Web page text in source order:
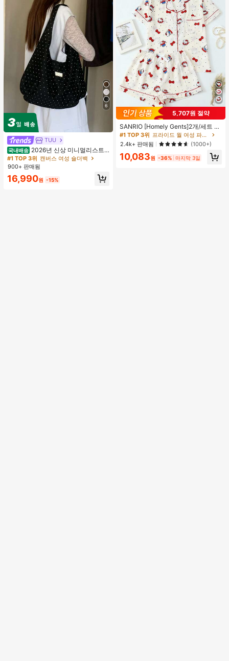
6
TUU
국내배송 2026년 신상 미니멀리스트
도트 캔버스 토트백, 대용량 캐주얼 다
용도 통근 숄더 핸드백
#1 TOP 3위 캔버스 여성 숄더백
900+ 판매됨
16,990원 -15%
5,707원 절약
SANRIO [Homely Gents]2개/세트 여
성 프린트 라펠 반팔 버튼 포켓 상의
및 보우 반바지 잠옷 세트, 캐주얼 홈
웨어, 봄/여름에 적합
#1 TOP 3위
프라이드 월 여성 파자마 세트
높은 재방문 고객
거의 매진!
#1 TOP 3위
프라이드 월 여성 파자마 세트
높은 재방문 고객
거의 매진!
#1 TOP 3위
프라이드 월 여성 파자마 세트
높은 재방문 고객
거의 매진!
#1 TOP 3위
높은 재방문 고객
거의 매진!
2.4k+ 판매됨 (1000+)
10,083원 -36% 마지막 3일